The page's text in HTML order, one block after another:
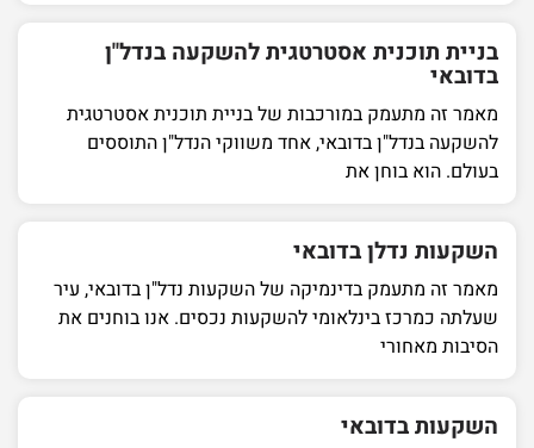
בניית תוכנית אסטרטגית להשקעה בנדל"ן
בדובאי
מאמר זה מתעמק במורכבות של בניית תוכנית אסטרטגית
להשקעה בנדל"ן בדובאי, אחד משווקי הנדל"ן התוססים
בעולם. הוא בוחן את
השקעות נדלן בדובאי
מאמר זה מתעמק בדינמיקה של השקעות נדל"ן בדובאי, עיר
שעלתה כמרכז בינלאומי להשקעות נכסים. אנו בוחנים את
הסיבות מאחורי
השקעות בדובאי